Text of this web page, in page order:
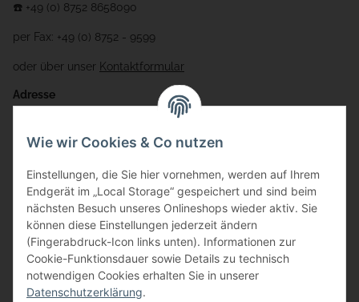
☎️ +49 (0) 8752 8658090
per Fax: +49 (0) 8752 - 9599
oder über unser Kontaktformular
Adresse
Gewerbering 17
84072 Au i.d. Hallertau
info@bauer-tore.de
Wie wir Cookies & Co nutzen
Einstellungen, die Sie hier vornehmen, werden auf Ihrem
Endgerät im „Local Storage“ gespeichert und sind beim
nächsten Besuch unseres Onlineshops wieder aktiv. Sie
können diese Einstellungen jederzeit ändern
(Fingerabdruck-Icon links unten). Informationen zur
Cookie-Funktionsdauer sowie Details zu technisch
notwendigen Cookies erhalten Sie in unserer
Datenschutzerklärung.